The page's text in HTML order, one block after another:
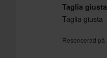
Taglia giusta
Taglia giusta
Resencerad på